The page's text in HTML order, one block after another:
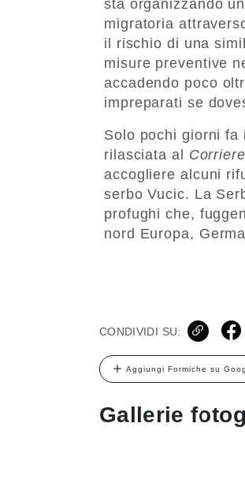
sta organizzando
migratoria
il rischio di una
misure preventive
accadendo poco
impreparati se
Solo pochi giorni fa
rilasciata al
accogliere alcuni
serbo Vucic. La
profughi che,
nord Europa,
CONDIVIDI SU:
Aggiungi Formiche su
Gallerie